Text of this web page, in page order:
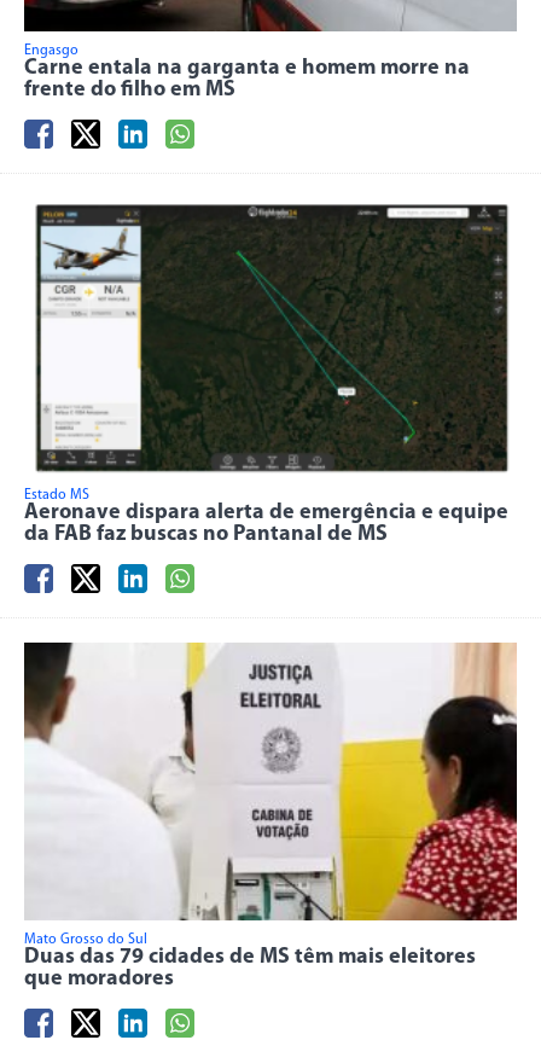
Engasgo
Carne entala na garganta e homem morre na
frente do filho em MS
Estado MS
Aeronave dispara alerta de emergência e equipe
da FAB faz buscas no Pantanal de MS
Mato Grosso do Sul
Duas das 79 cidades de MS têm mais eleitores
que moradores